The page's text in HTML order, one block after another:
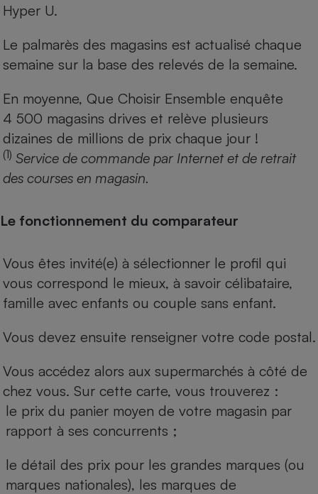
Hyper U.
Le palmarès des magasins est actualisé chaque
semaine sur la base des relevés de la semaine.
En moyenne, Que Choisir Ensemble enquête
4 500 magasins drives et relève plusieurs
dizaines de millions de prix chaque jour !
(1) Service de commande par Internet et de retrait
des courses en magasin.
Le fonctionnement du comparateur
Vous êtes invité(e) à sélectionner le profil qui
vous correspond le mieux, à savoir célibataire,
famille avec enfants ou couple sans enfant.
Vous devez ensuite renseigner votre code postal.
Vous accédez alors aux supermarchés à côté de
chez vous. Sur cette carte, vous trouverez :
le prix du panier moyen de votre magasin par
rapport à ses concurrents ;
le détail des prix pour les grandes marques (ou
marques nationales), les marques de